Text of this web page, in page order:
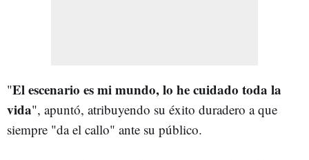
"El escenario es mi mundo, lo he cuidado toda la
vida", apuntó, atribuyendo su éxito duradero a que
siempre "da el callo" ante su público.